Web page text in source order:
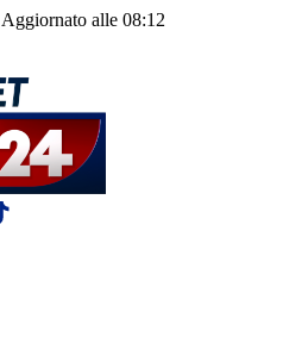
Aggiornato alle 08:12